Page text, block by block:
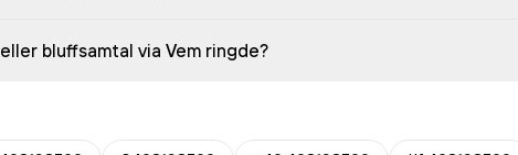
bluffsamtal via Vem ringde?